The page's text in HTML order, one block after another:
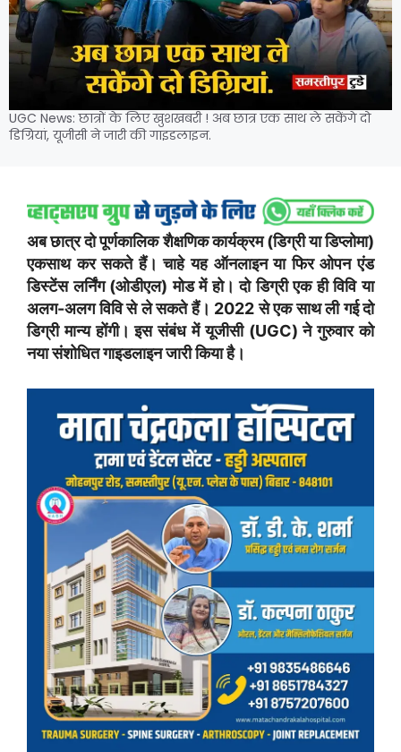
UGC News: छात्रों के लिए खुशखबरी ! अब छात्र एक साथ ले सकेंगे दो
डिग्रियां, यूजीसी ने जारी की गाइडलाइन.
अब छात्र दो पूर्णकालिक शैक्षणिक कार्यक्रम (डिग्री या डिप्लोमा)
एकसाथ कर सकते हैं। चाहे यह ऑनलाइन या फिर ओपन एंड
डिस्टेंस लर्निंग (ओडीएल) मोड में हो। दो डिग्री एक ही विवि या
अलग-अलग विवि से ले सकते हैं। 2022 से एक साथ ली गई दो
डिग्री मान्य होंगी। इस संबंध में यूजीसी (UGC) ने गुरुवार को
नया संशोधित गाइडलाइन जारी किया है।